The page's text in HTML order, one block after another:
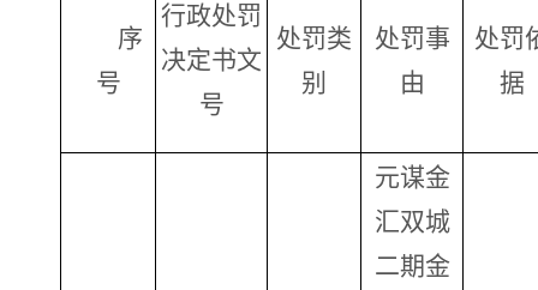
序
号
行政处罚
决定书文
号
处罚类
别
处罚事
由
处罚
据
元谋金
汇双城
二期金